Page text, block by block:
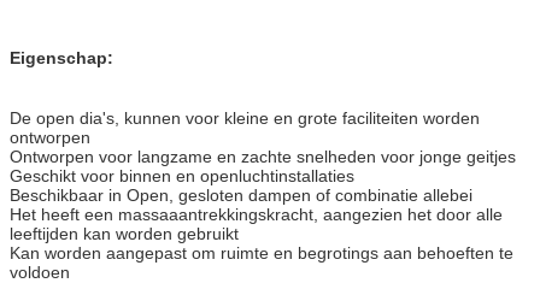
Eigenschap:
De open dia's, kunnen voor kleine en grote faciliteiten worden
ontworpen
Ontworpen voor langzame en zachte snelheden voor jonge geitjes
Geschikt voor binnen en openluchtinstallaties
Beschikbaar in Open, gesloten dampen of combinatie allebei
Het heeft een massaaantrekkingskracht, aangezien het door alle
leeftijden kan worden gebruikt
Kan worden aangepast om ruimte en begrotings aan behoeften te
voldoen